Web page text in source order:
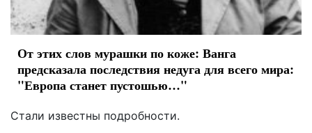
От этих слов мурашки по коже: Ванга
предсказала последствия недуга для всего мира:
"Европа станет пустошью…"
Стали известны подробности.